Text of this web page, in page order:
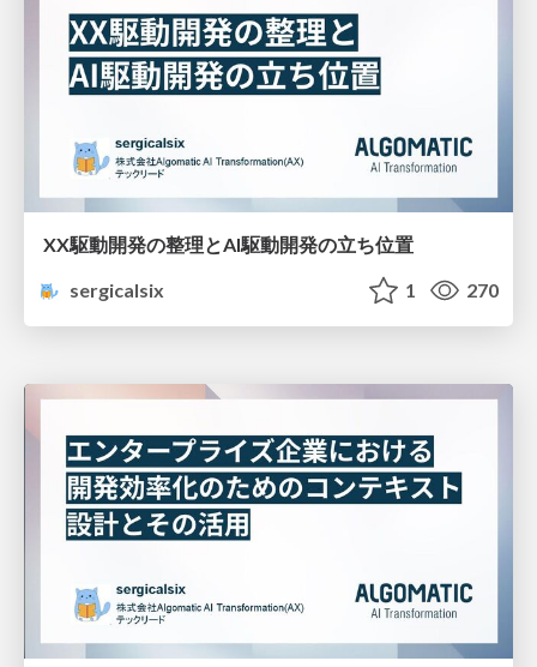
XX駆動開発の整理とAI駆動開発の立ち位置
sergicalsix
1 270